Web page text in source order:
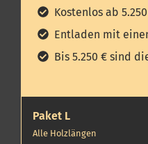
Kostenlos ab
Entladen mit
Bis 5.250 € sind
Paket L
Alle Holzlängen